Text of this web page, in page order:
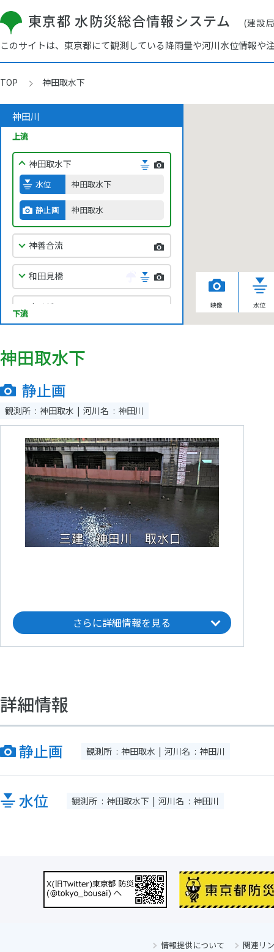
東京都 水防災総合情報システム (建設
このサイトは、東京都にて観測している降雨量や河川水位情報
TOP 神田取水下
神田川
上流
佃橋
番屋橋
神田取水下
水位 神田取水下
静止画 神田取水
神善合流
和田見橋
高砂橋
新宿
柏橋
田島橋
豊島
掃部橋
下流
映像 水位
神田取水下
静止画
観測所 神田取水 河川名 神田川
さらに詳細情報を見る
詳細情報
静止画 観測所 神田取水 河川名 神田川
水位 観測所 神田取水下 河川名 神田川
情報提供について
関連リ